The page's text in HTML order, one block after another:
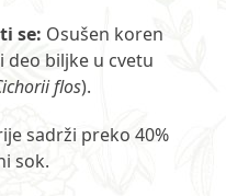
se: Osušen koren
deo biljke u cvetu
flos).
sadrži preko 40%
sok.